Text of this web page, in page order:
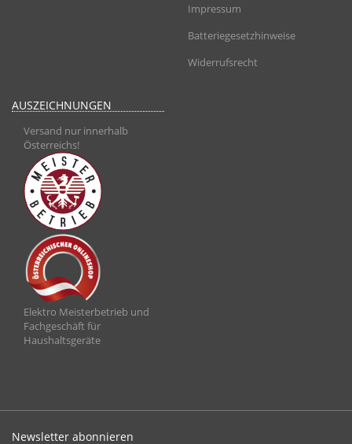
Impressum
Batteriegesetzhinweise
Widerrufsrecht
AUSZEICHNUNGEN
Versand nur innerhalb
Österreichs!
Elektro Meisterbetrieb und
Fachgeschäft für
Haushaltsgeräte
Newsletter abonnieren